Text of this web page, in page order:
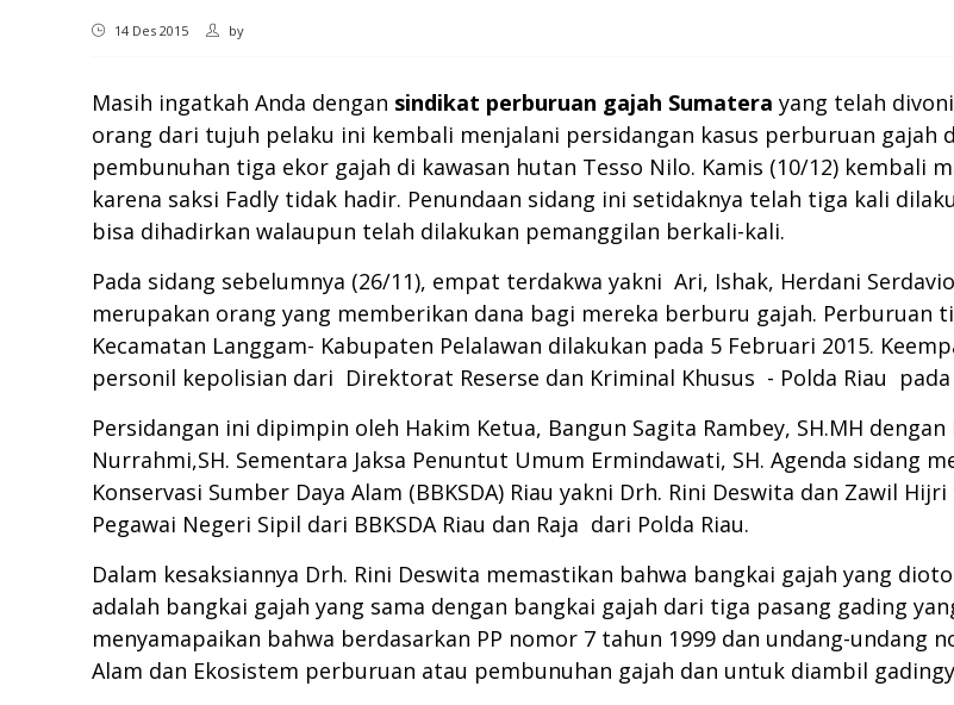
14 Des 2015 by
Masih ingatkah Anda dengan sindikat perburuan gajah Sumatera yang telah
orang dari tujuh pelaku ini kembali menjalani persidangan kasus perburuan gajah
pembunuhan tiga ekor gajah di kawasan hutan Tesso Nilo. Kamis (10/12) kembali
karena saksi Fadly tidak hadir. Penundaan sidang ini setidaknya telah tiga kali
bisa dihadirkan walaupun telah dilakukan pemanggilan berkali-kali.
Pada sidang sebelumnya (26/11), empat terdakwa yakni Ari, Ishak, Herdani
merupakan orang yang memberikan dana bagi mereka berburu gajah.
Kecamatan Langgam- Kabupaten Pelalawan dilakukan pada 5 Februari 2015.
personil kepolisian dari Direktorat Reserse dan Kriminal Khusus - Polda Riau pada
Persidangan ini dipimpin oleh Hakim Ketua, Bangun Sagita Rambey, SH.MH
Nurrahmi,SH. Sementara Jaksa Penuntut Umum Ermindawati, SH. Agenda sidang
Konservasi Sumber Daya Alam (BBKSDA) Riau yakni Drh. Rini Deswita dan Zawil
Pegawai Negeri Sipil dari BBKSDA Riau dan Raja dari Polda Riau.
Dalam kesaksiannya Drh. Rini Deswita memastikan bahwa bangkai gajah yang
adalah bangkai gajah yang sama dengan bangkai gajah dari tiga pasang gading
menyamapaikan bahwa berdasarkan PP nomor 7 tahun 1999 dan undang-undang
Alam dan Ekosistem perburuan atau pembunuhan gajah dan untuk diambil